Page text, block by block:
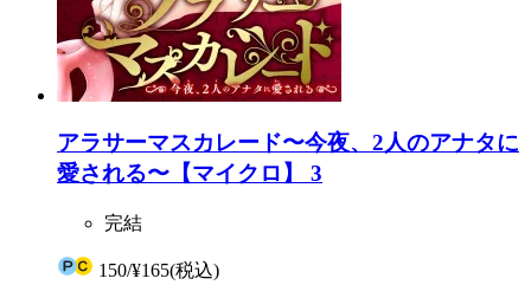
アラサーマスカレード〜今夜、2人のアナタに
愛される〜【マイクロ】 3
完結
150/¥165(税込)